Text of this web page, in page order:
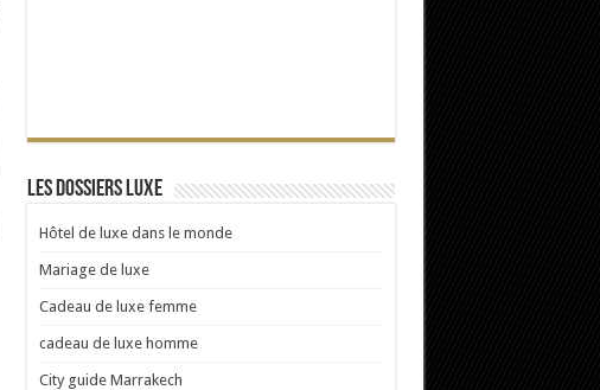
Les dossiers Luxe
Hôtel de luxe dans le monde
Mariage de luxe
Cadeau de luxe femme
cadeau de luxe homme
City guide Marrakech